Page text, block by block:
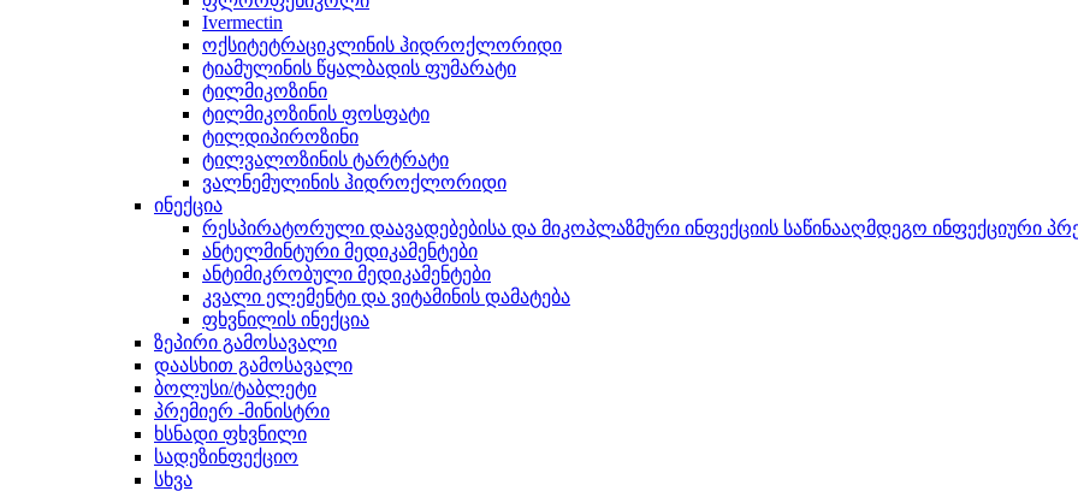
Ivermectin
ოქსიტეტრაციკლინის ჰიდროქლორიდი
ტიამულინის წყალბადის ფუმარატი
ტილმიკოზინი
ტილმიკოზინის ფოსფატი
ტილდიპიროზინი
ტილვალოზინის ტარტრატი
ვალნემულინის ჰიდროქლორიდი
ინექცია
რესპირატორული დაავადებებისა და მიკოპლაზმური ინფექციის საწინააღმდეგო ინფექციური
ანტელმინტური მედიკამენტები
ანტიმიკრობული მედიკამენტები
კვალი ელემენტი და ვიტამინის დამატება
ფხვნილის ინექცია
ზეპირი გამოსავალი
დაასხით გამოსავალი
ბოლუსი/ტაბლეტი
პრემიერ -მინისტრი
ხსნადი ფხვნილი
სადეზინფექციო
სხვა